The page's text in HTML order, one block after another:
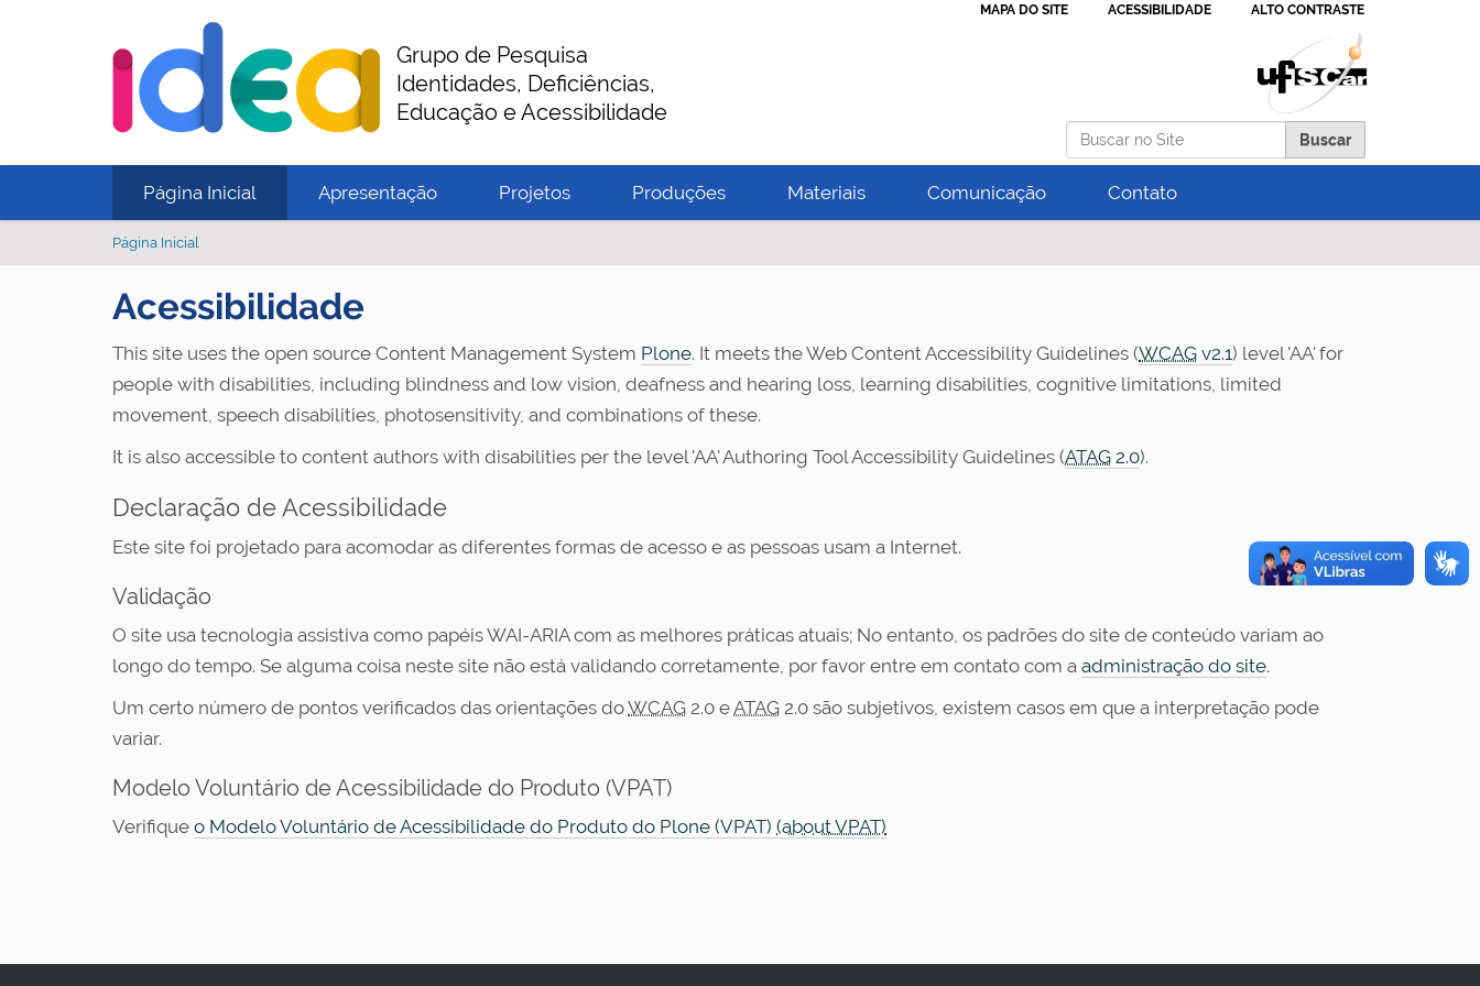
Grupo de Pesquisa
Identidades, Deficiências,
Educação e Acessibilidade
Busca
MAPA DO SITE ACESSIBILIDADE ALTO CONTRASTE
Página Inicial Apresentação Projetos Produções Materiais Comunicação Contato
V
ê
t
a
q
Página Inicial
Acessibilidade
This site uses the open source Content Management System Plone. It meets the Web Content Accessibility Guidelines (WCAG v2.1) level 'AA' for
people with disabilities, including blindness and low vision, deafness and hearing loss, learning disabilities, cognitive limitations, limited
movement, speech disabilities, photosensitivity, and combinations of these.
It is also accessible to content authors with disabilities per the level 'AA' Authoring Tool Accessibility Guidelines (ATAG 2.0).
Declaração de Acessibilidade
Este site foi projetado para acomodar as diferentes formas de acesso e as pessoas usam a Internet.
Validação
O site usa tecnologia assistiva como papéis WAI-ARIA com as melhores práticas atuais; No entanto, os padrões do site de conteúdo variam ao
longo do tempo. Se alguma coisa neste site não está validando corretamente, por favor entre em contato com a administração do site.
Um certo número de pontos verificados das orientações doWCAG 2.0 eATAG 2.0 são subjetivos, existem casos em que a interpretação pode
variar.
Modelo Voluntário de Acessibilidade do Produto (VPAT)
Verifique o Modelo Voluntário de Acessibilidade do Produto do Plone (VPAT) (about VPAT)